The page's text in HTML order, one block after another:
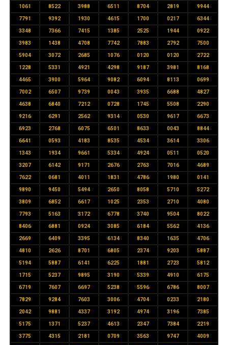
1061 8522 3988 6511 8704 2819 9944
7791 9392 1930 4615 1700 0217 6344
3348 7366 7415 1385 2525 1944 0922
3983 1438 4708 7742 7883 2792 7500
5904 3072 2685 1076 0120 0120 2722
1228 5331 4921 4298 9187 3981 8168
4465 3900 5964 9082 6094 8113 0699
7002 6507 9739 0043 3935 6688 4827
4638 6840 7212 0728 1745 5508 2290
9216 6291 2562 9314 0530 9617 6673
6923 2768 6075 6501 8633 0043 8844
6641 0593 4183 8535 4534 3614 3306
1343 1934 9661 5334 4924 0511 0520
3207 6142 9171 2676 2763 7016 4689
7622 0681 4011 1831 4786 1980 0141
9890 9450 5494 2650 8058 5710 5272
3809 6852 6617 1025 2353 2710 4080
7793 5163 3172 6778 3740 9504 8022
8406 6881 0924 3085 6184 5562 4136
2669 6409 3395 6134 8340 1635 4706
4810 2626 8701 6805 2374 9203 5887
5194 5887 6141 6225 1881 2723 5812
1715 5237 9895 3190 5339 4910 6175
6719 7607 6697 5238 5596 6786 8007
7829 9284 7603 3006 4704 0233 2180
2042 9881 4337 3192 4974 3196 7385
5175 1371 5237 4613 2347 7384 2219
3775 4315 2181 0709 3563 9747 4009